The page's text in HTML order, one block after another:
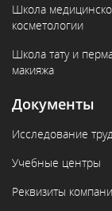
Школа
косметологии
Школа тату и
макияжа
Документы
Исследование
Учебные центры
Реквизиты